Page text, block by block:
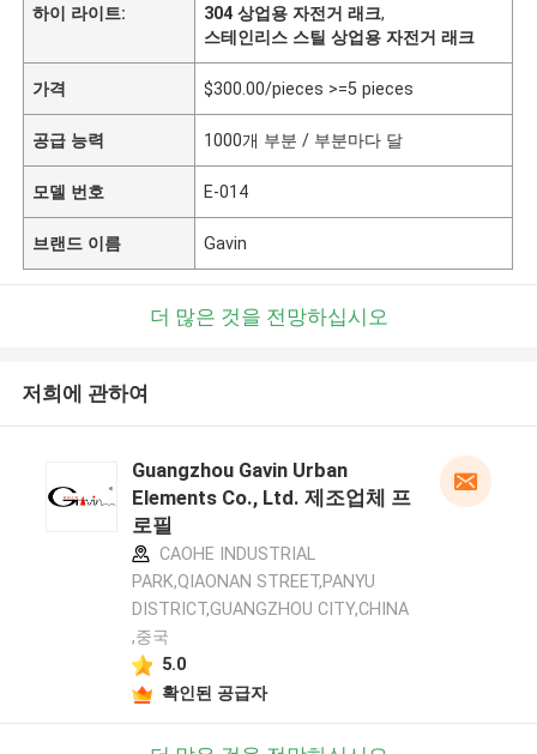
하이 라이트:
304 상업용 자전거 래크,
스테인리스 스틸 상업용 자전거 래크
가격 $300.00/pieces >=5 pieces
공급 능력 1000개 부분 / 부분마다 달
모델 번호 E-014
브랜드 이름 Gavin
더 많은 것을 전망하십시오
저희에 관하여
Guangzhou Gavin Urban
Elements Co., Ltd. 제조업체 프
로필
CAOHE INDUSTRIAL
PARK,QIAONAN STREET,PANYU
DISTRICT,GUANGZHOU CITY,CHINA
,중국
5.0
확인된 공급자